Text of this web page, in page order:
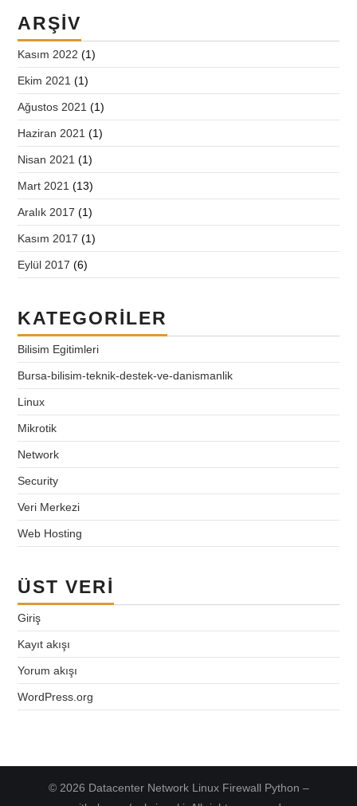
ARŞIV
Kasım 2022 (1)
Ekim 2021 (1)
Ağustos 2021 (1)
Haziran 2021 (1)
Nisan 2021 (1)
Mart 2021 (13)
Aralık 2017 (1)
Kasım 2017 (1)
Eylül 2017 (6)
KATEGORILER
Bilisim Egitimleri
Bursa-bilisim-teknik-destek-ve-danismanlik
Linux
Mikrotik
Network
Security
Veri Merkezi
Web Hosting
ÜST VERI
Giriş
Kayıt akışı
Yorum akışı
WordPress.org
© 2026 Datacenter Network Linux Firewall Python –